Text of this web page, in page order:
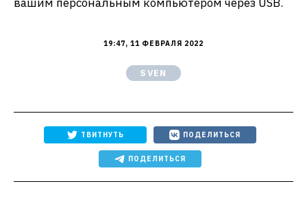
19:47, 11 ФЕВРАЛЯ 2022
SVEN
ТВИТНУТЬ ПОДЕЛИТЬСЯ
ПОДЕЛИТЬСЯ